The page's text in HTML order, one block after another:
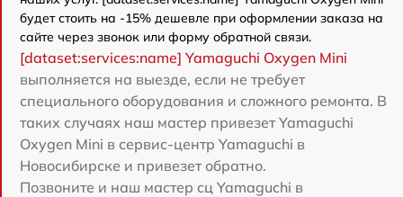
будет стоить на -15% дешевле при оформлении заказа на
сайте через звонок или форму обратной связи.
[dataset:services:name] Yamaguchi Oxygen Mini
выполняется на выезде, если не требует
специального оборудования и сложного ремонта. В
таких случаях наш мастер привезет Yamaguchi
Oxygen Mini в сервис-центр Yamaguchi в
Новосибирске и привезет обратно.
Позвоните и наш мастер сц Yamaguchi в